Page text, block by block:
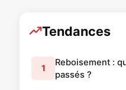
Tendances
1
Reboisement :
passés ?